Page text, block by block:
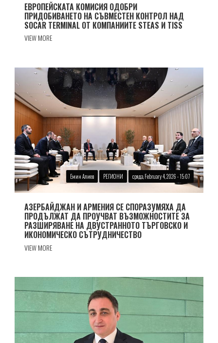
ЕВРОПЕЙСКАТА КОМИСИЯ ОДОБРИ
ПРИДОБИВАНЕТО НА СЪВМЕСТЕН КОНТРОЛ НАД
SOCAR TERMINAL ОТ КОМПАНИИТЕ STEAS И TISS
VIEW MORE
Емин Алиев РЕГИОНИ сряда, February 4, 2026 - 15:07
АЗЕРБАЙДЖАН И АРМЕНИЯ СЕ СПОРАЗУМЯХА ДА
ПРОДЪЛЖАТ ДА ПРОУЧВАТ ВЪЗМОЖНОСТИТЕ ЗА
РАЗШИРЯВАНЕ НА ДВУСТРАННОТО ТЪРГОВСКО И
ИКОНОМИЧЕСКО СЪТРУДНИЧЕСТВО
VIEW MORE